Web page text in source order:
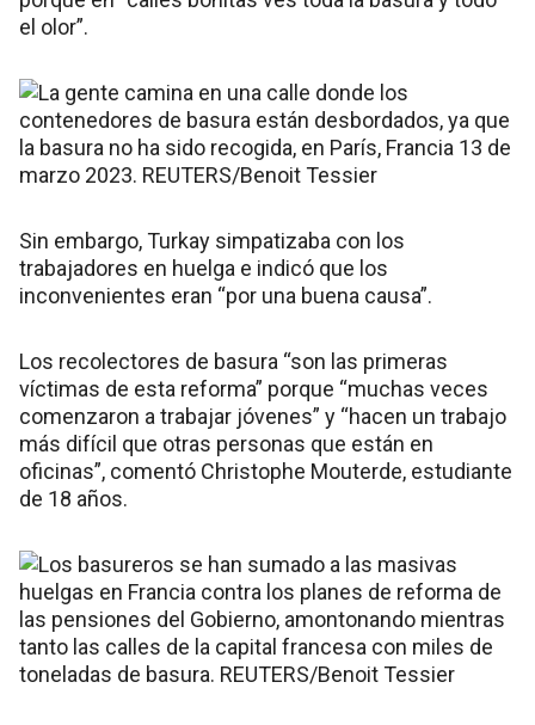
el olor”.
Sin embargo, Turkay simpatizaba con los
trabajadores en huelga e indicó que los
inconvenientes eran “por una buena causa”.
Los recolectores de basura “son las primeras
víctimas de esta reforma” porque “muchas veces
comenzaron a trabajar jóvenes” y “hacen un trabajo
más difícil que otras personas que están en
oficinas”, comentó Christophe Mouterde, estudiante
de 18 años.